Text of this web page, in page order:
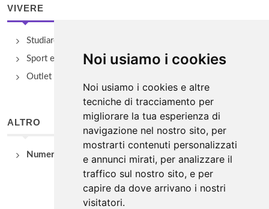
Noi usiamo i cookies
Noi usiamo i cookies e altre
tecniche di tracciamento per
migliorare la tua esperienza di
navigazione nel nostro sito, per
mostrarti contenuti personalizzati
e annunci mirati, per analizzare il
traffico sul nostro sito, e per
capire da dove arrivano i nostri
visitatori.
VIVERE
Studiare
Sport e Benessere
Outlet e spacci aziendali
ALTRO
Numeri Utili